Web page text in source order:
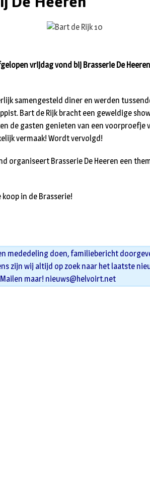
vrijdag vond bij Brasserie De
samengesteld diner en werden
Bart de Rijk bracht een geweldige
de gasten genieten van een voorproefje
vermaak! Wordt vervolgd!
organiseert Brasserie De Heeren een
in de Brasserie!
mededeling doen, familiebericht
zijn wij altijd op zoek naar het laatste
maar! nieuws@helvoirt.net